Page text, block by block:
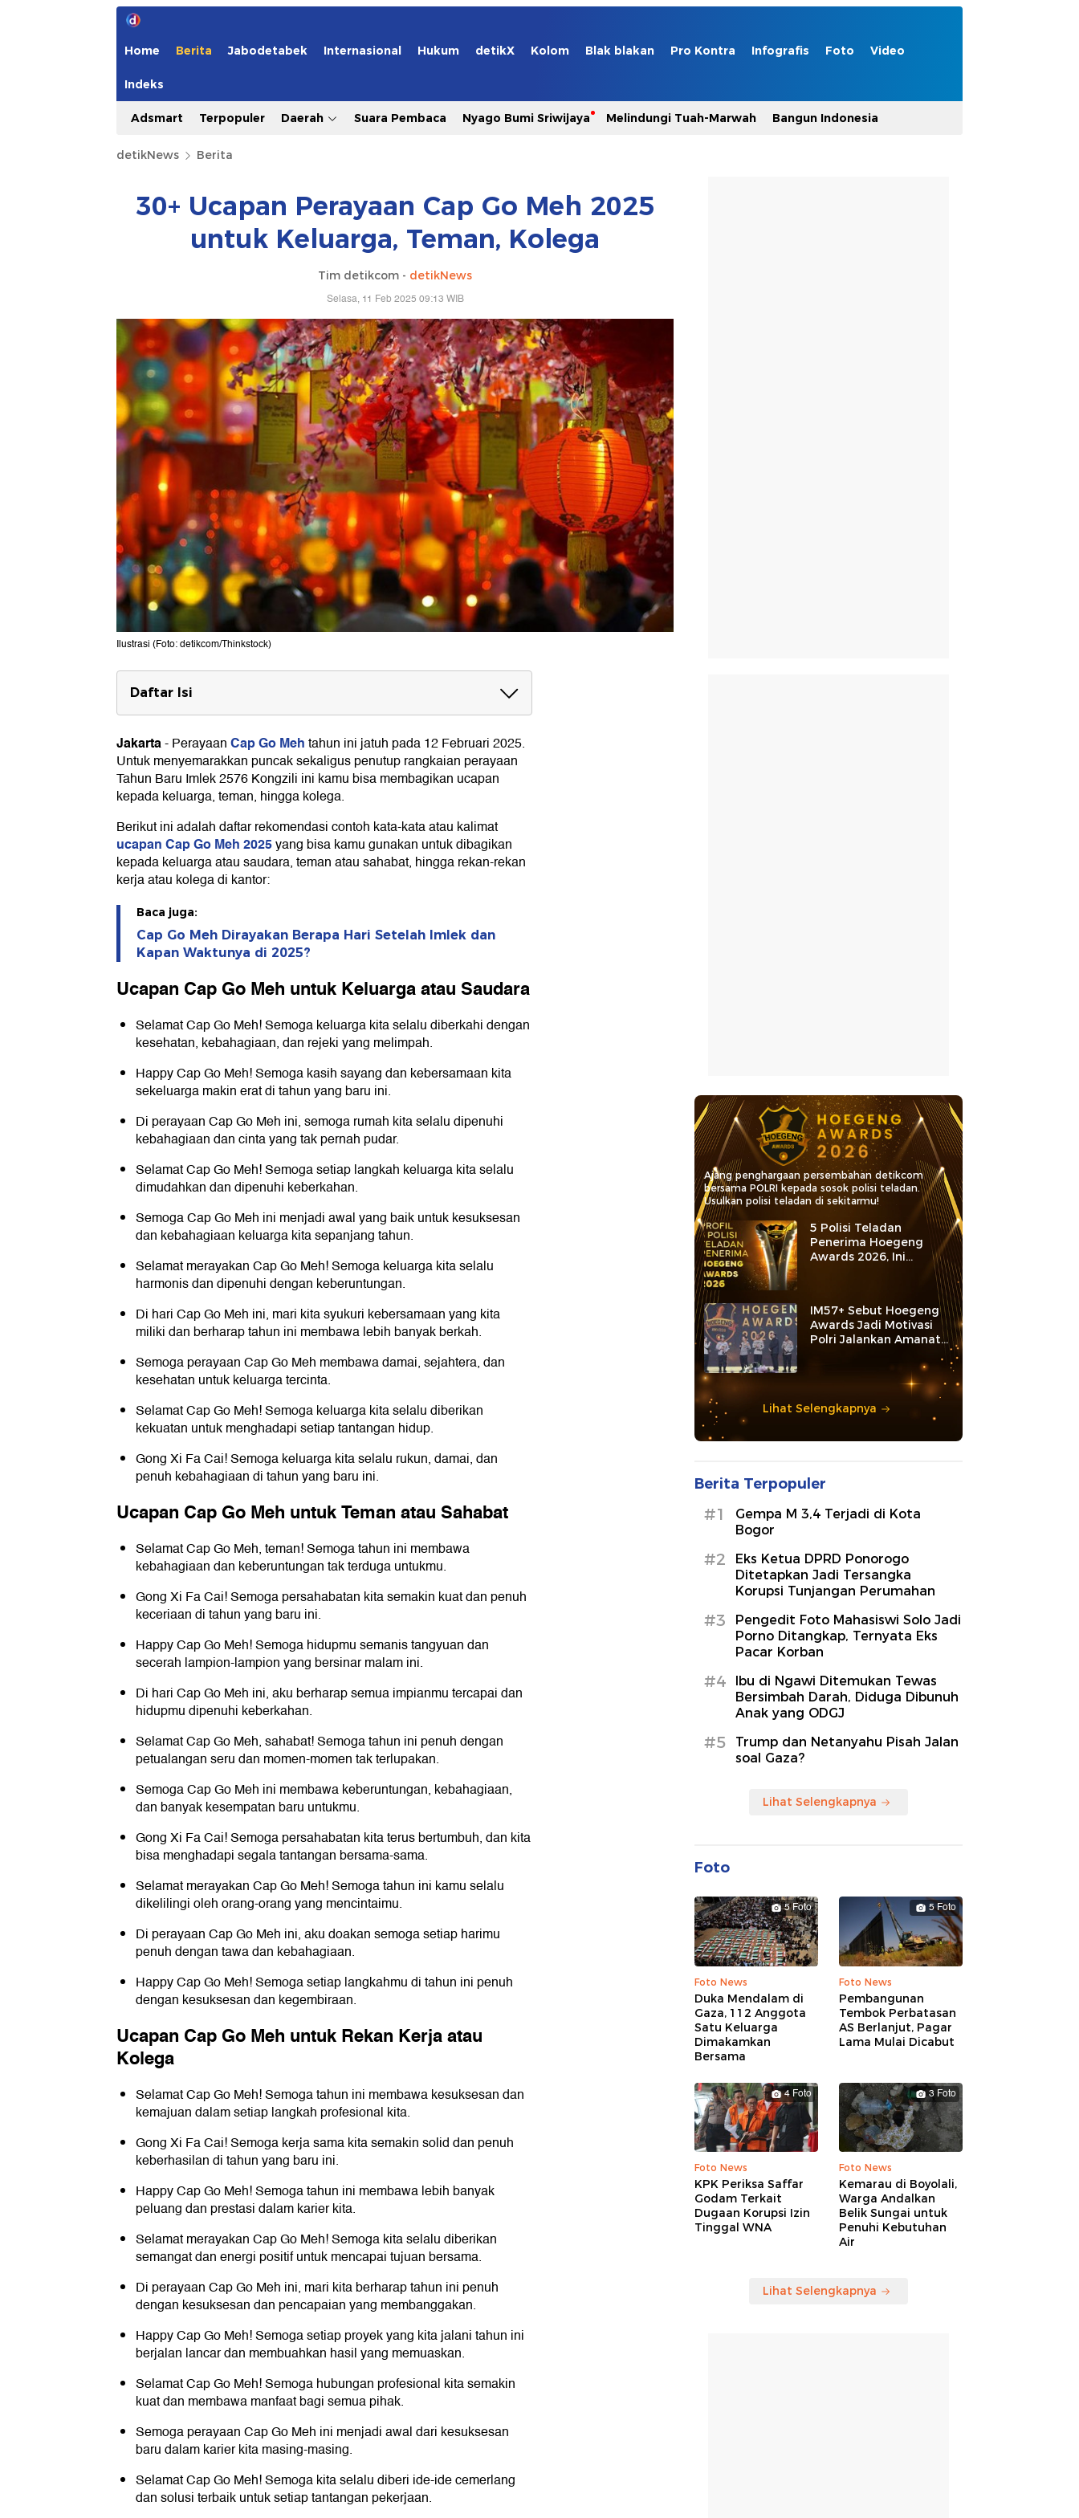
Home Berita Jabodetabek Internasional Hukum detikX Kolom Blak blakan Pro Kontra Infografis Foto Video
Indeks
Adsmart Terpopuler Daerah Suara Pembaca Nyago Bumi Sriwijaya Melindungi Tuah-Marwah Bangun Indonesia
detikNews Berita
30+ Ucapan Perayaan Cap Go Meh 2025
untuk Keluarga, Teman, Kolega
Tim detikcom - detikNews
Selasa, 11 Feb 2025 09:13 WIB
Ilustrasi (Foto: detikcom/Thinkstock)
Daftar Isi
Ucapan Cap Go Meh untuk Keluarga atau Saudara
Ucapan Cap Go Meh untuk Teman atau Sahabat
Ucapan Cap Go Meh untuk Rekan Kerja atau Kolega
Jakarta-PerayaanCap Go Mehtahun ini jatuh pada 12 Februari 2025.
Untuk menyemarakkan puncak sekaligus penutup rangkaian perayaan
Tahun Baru Imlek 2576 Kongzili ini kamu bisa membagikan ucapan
kepada keluarga, teman, hingga kolega.
Berikut ini adalah daftar rekomendasi contoh kata-kata atau kalimat
ucapan Cap Go Meh 2025yang bisa kamu gunakan untuk dibagikan
kepada keluarga atau saudara, teman atau sahabat, hingga rekan-rekan
kerja atau kolega di kantor:
Baca juga:
Cap Go Meh Dirayakan Berapa Hari Setelah Imlek dan
Kapan Waktunya di 2025?
Ucapan Cap Go Meh untuk Keluarga atau Saudara
Selamat Cap Go Meh! Semoga keluarga kita selalu diberkahi dengan
kesehatan, kebahagiaan, dan rejeki yang melimpah.
Happy Cap Go Meh! Semoga kasih sayang dan kebersamaan kita
sekeluarga makin erat di tahun yang baru ini.
Di perayaan Cap Go Meh ini, semoga rumah kita selalu dipenuhi
kebahagiaan dan cinta yang tak pernah pudar.
Selamat Cap Go Meh! Semoga setiap langkah keluarga kita selalu
dimudahkan dan dipenuhi keberkahan.
Semoga Cap Go Meh ini menjadi awal yang baik untuk kesuksesan
dan kebahagiaan keluarga kita sepanjang tahun.
Selamat merayakan Cap Go Meh! Semoga keluarga kita selalu
harmonis dan dipenuhi dengan keberuntungan.
Di hari Cap Go Meh ini, mari kita syukuri kebersamaan yang kita
miliki dan berharap tahun ini membawa lebih banyak berkah.
Semoga perayaan Cap Go Meh membawa damai, sejahtera, dan
kesehatan untuk keluarga tercinta.
Selamat Cap Go Meh! Semoga keluarga kita selalu diberikan
kekuatan untuk menghadapi setiap tantangan hidup.
Gong Xi Fa Cai! Semoga keluarga kita selalu rukun, damai, dan
penuh kebahagiaan di tahun yang baru ini.
Ucapan Cap Go Meh untuk Teman atau Sahabat
Selamat Cap Go Meh, teman! Semoga tahun ini membawa
kebahagiaan dan keberuntungan tak terduga untukmu.
Gong Xi Fa Cai! Semoga persahabatan kita semakin kuat dan penuh
keceriaan di tahun yang baru ini.
Happy Cap Go Meh! Semoga hidupmu semanis tangyuan dan
secerah lampion-lampion yang bersinar malam ini.
Di hari Cap Go Meh ini, aku berharap semua impianmu tercapai dan
hidupmu dipenuhi keberkahan.
Selamat Cap Go Meh, sahabat! Semoga tahun ini penuh dengan
petualangan seru dan momen-momen tak terlupakan.
Semoga Cap Go Meh ini membawa keberuntungan, kebahagiaan,
dan banyak kesempatan baru untukmu.
Gong Xi Fa Cai! Semoga persahabatan kita terus bertumbuh, dan kita
bisa menghadapi segala tantangan bersama-sama.
Selamat merayakan Cap Go Meh! Semoga tahun ini kamu selalu
dikelilingi oleh orang-orang yang mencintaimu.
Di perayaan Cap Go Meh ini, aku doakan semoga setiap harimu
penuh dengan tawa dan kebahagiaan.
Happy Cap Go Meh! Semoga setiap langkahmu di tahun ini penuh
dengan kesuksesan dan kegembiraan.
Ucapan Cap Go Meh untuk Rekan Kerja atau
Kolega
Selamat Cap Go Meh! Semoga tahun ini membawa kesuksesan dan
kemajuan dalam setiap langkah profesional kita.
Gong Xi Fa Cai! Semoga kerja sama kita semakin solid dan penuh
keberhasilan di tahun yang baru ini.
Happy Cap Go Meh! Semoga tahun ini membawa lebih banyak
peluang dan prestasi dalam karier kita.
Selamat merayakan Cap Go Meh! Semoga kita selalu diberikan
semangat dan energi positif untuk mencapai tujuan bersama.
Di perayaan Cap Go Meh ini, mari kita berharap tahun ini penuh
dengan kesuksesan dan pencapaian yang membanggakan.
Happy Cap Go Meh! Semoga setiap proyek yang kita jalani tahun ini
berjalan lancar dan membuahkan hasil yang memuaskan.
Selamat Cap Go Meh! Semoga hubungan profesional kita semakin
kuat dan membawa manfaat bagi semua pihak.
Semoga perayaan Cap Go Meh ini menjadi awal dari kesuksesan
baru dalam karier kita masing-masing.
Selamat Cap Go Meh! Semoga kita selalu diberi ide-ide cemerlang
dan solusi terbaik untuk setiap tantangan pekerjaan.
Ajang penghargaan persembahan detikcom
bersama POLRI kepada sosok polisi teladan.
Usulkan polisi teladan di sekitarmu!
5 Polisi Teladan
Penerima Hoegeng
Awards 2026, Ini
Kategori dan Kiprahnya
IM57+ Sebut Hoegeng
Awards Jadi Motivasi
Polri Jalankan Amanat
Lihat Selengkapnya
Berita Terpopuler
#1
Gempa M 3,4 Terjadi di Kota
Bogor
#2
Eks Ketua DPRD Ponorogo
Ditetapkan Jadi Tersangka
Korupsi Tunjangan Perumahan
#3
Pengedit Foto Mahasiswi Solo Jadi
Porno Ditangkap, Ternyata Eks
Pacar Korban
#4
Ibu di Ngawi Ditemukan Tewas
Bersimbah Darah, Diduga Dibunuh
Anak yang ODGJ
#5
Trump dan Netanyahu Pisah Jalan
soal Gaza?
Lihat Selengkapnya
Foto
5 Foto
Foto News
Duka Mendalam di
Gaza, 112 Anggota
Satu Keluarga
Dimakamkan
Bersama
5 Foto
Foto News
Pembangunan
Tembok Perbatasan
AS Berlanjut, Pagar
Lama Mulai Dicabut
4 Foto
Foto News
KPK Periksa Saffar
Godam Terkait
Dugaan Korupsi Izin
Tinggal WNA
3 Foto
Foto News
Kemarau di Boyolali,
Warga Andalkan
Belik Sungai untuk
Penuhi Kebutuhan
Air
Lihat Selengkapnya